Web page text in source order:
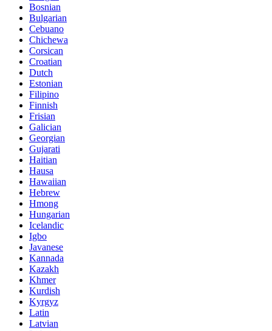
Bosnian
Bulgarian
Cebuano
Chichewa
Corsican
Croatian
Dutch
Estonian
Filipino
Finnish
Frisian
Galician
Georgian
Gujarati
Haitian
Hausa
Hawaiian
Hebrew
Hmong
Hungarian
Icelandic
Igbo
Javanese
Kannada
Kazakh
Khmer
Kurdish
Kyrgyz
Latin
Latvian